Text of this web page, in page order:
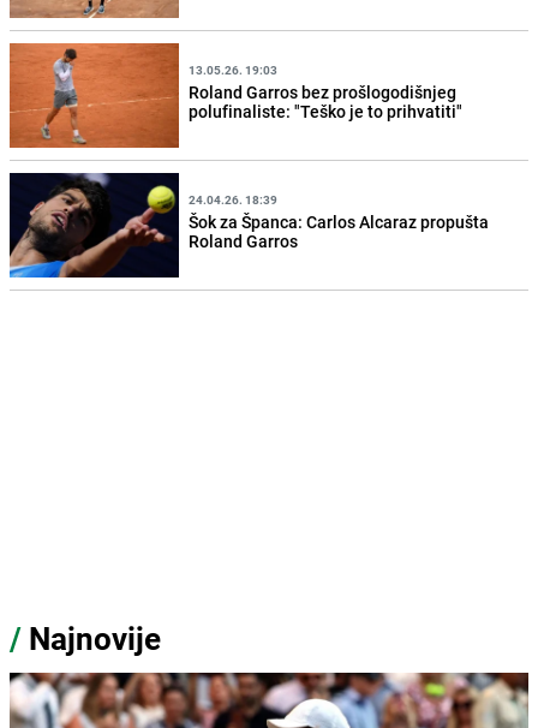
13.05.26. 19:03
Roland Garros bez prošlogodišnjeg
polufinaliste: "Teško je to prihvatiti"
24.04.26. 18:39
Šok za Španca: Carlos Alcaraz propušta
Roland Garros
/ Najnovije